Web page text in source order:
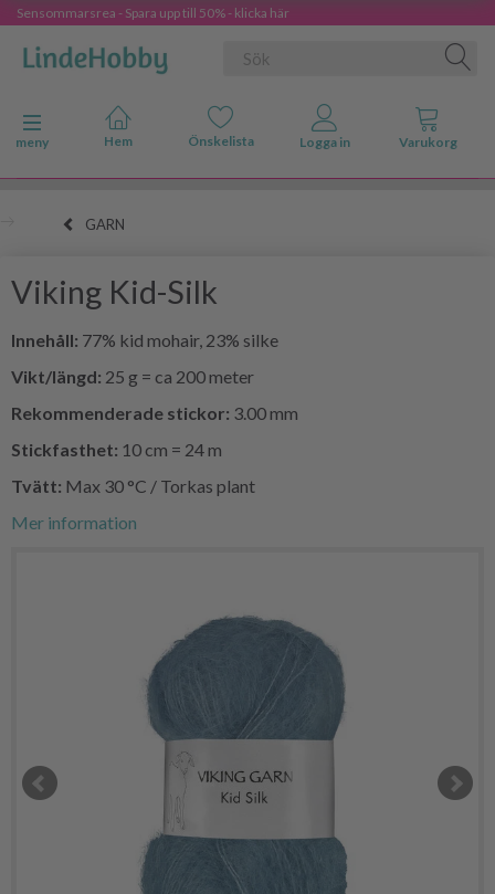
Sensommarsrea - Spara upp till 50% - klicka här
Ändra navigering
meny
GARN
Viking Kid-Silk
Innehåll: 77% kid mohair, 23% silke
Vikt/längd: 25 g = ca 200 meter
Rekommenderade stickor: 3.00 mm
Stickfasthet: 10 cm = 24 m
Tvätt: Max 30 °C / Torkas plant
Mer information